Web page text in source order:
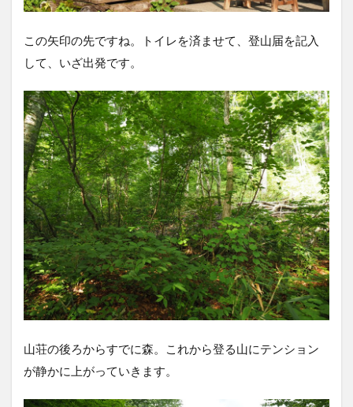
この矢印の先ですね。トイレを済ませて、登山届を記入
して、いざ出発です。
山荘の後ろからすでに森。これから登る山にテンション
が静かに上がっていきます。